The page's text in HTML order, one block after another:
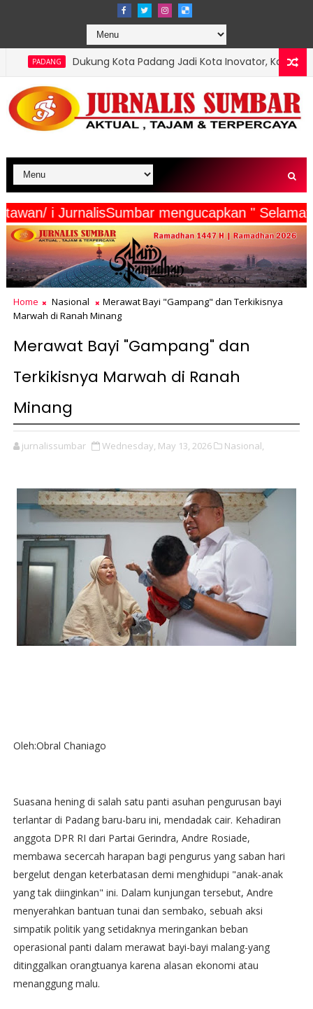
Kota Padang Jadi Kota Inovator, Kartu Registrasi Kesenian
Wartawan/ i JurnalisSumbar mengucapkan "
Home Nasional
Merawat Bayi "Gampang" dan Terkikisnya
Marwah di Ranah Minang
Merawat Bayi "Gampang" dan
Terkikisnya Marwah di Ranah
Minang
jurnalissumbar Wednesday, May 13, 2026 Nasional,
Oleh:Obral Chaniago
Suasana hening di salah satu panti asuhan pengurusan bayi
terlantar di Padang baru-baru ini, mendadak cair. Kehadiran
anggota DPR RI dari Partai Gerindra, Andre Rosiade,
membawa secercah harapan bagi pengurus yang saban hari
bergelut dengan keterbatasan demi menghidupi "anak-anak
yang tak diinginkan" ini. Dalam kunjungan tersebut, Andre
menyerahkan bantuan tunai dan sembako, sebuah aksi
simpatik politik yang setidaknya meringankan beban
operasional panti dalam merawat bayi-bayi malang-yang
ditinggalkan orangtuanya karena alasan ekonomi atau
menanggung malu.